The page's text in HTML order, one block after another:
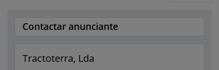
Contactar anunciante
Tractoterra, Lda